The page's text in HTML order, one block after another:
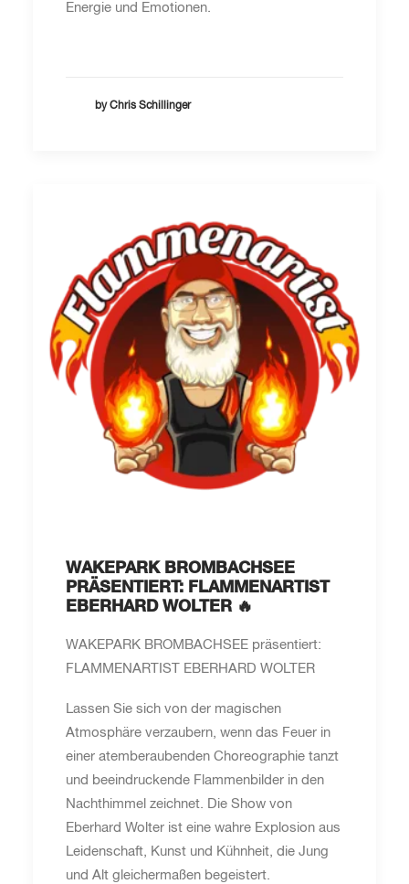
Energie und Emotionen.
by Chris Schillinger
WAKEPARK BROMBACHSEE
PRÄSENTIERT: FLAMMENARTIST
EBERHARD WOLTER 🔥
WAKEPARK BROMBACHSEE präsentiert:
FLAMMENARTIST EBERHARD WOLTER
Lassen Sie sich von der magischen
Atmosphäre verzaubern, wenn das Feuer in
einer atemberaubenden Choreographie tanzt
und beeindruckende Flammenbilder in den
Nachthimmel zeichnet. Die Show von
Eberhard Wolter ist eine wahre Explosion aus
Leidenschaft, Kunst und Kühnheit, die Jung
und Alt gleichermaßen begeistert.